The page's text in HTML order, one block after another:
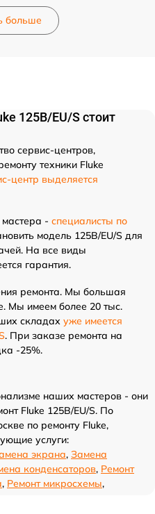
больше
125B/EU/S стоит
сервис-центров,
техники Fluke
центр выделяется
- специалисты по
модель 125B/EU/S для
На все виды
гарантия.
ремонта. Мы большая
Мы имеем более 20 тыс.
складах уже имеется
. При заказе ремонта на
-25%.
наших мастеров - они
Fluke 125B/EU/S. По
по ремонту Fluke,
услуги:
экрана, Замена
конденсаторов, Ремонт
, Ремонт микросхемы,